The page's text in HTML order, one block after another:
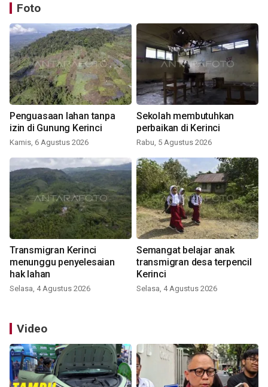
Foto
Penguasaan lahan tanpa
izin di Gunung Kerinci
Kamis, 6 Agustus 2026
Sekolah membutuhkan
perbaikan di Kerinci
Rabu, 5 Agustus 2026
Transmigran Kerinci
menunggu penyelesaian
hak lahan
Selasa, 4 Agustus 2026
Semangat belajar anak
transmigran desa terpencil
Kerinci
Selasa, 4 Agustus 2026
Video